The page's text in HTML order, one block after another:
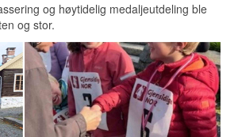
og høytidelig medaljeutdeling ble
og stor.